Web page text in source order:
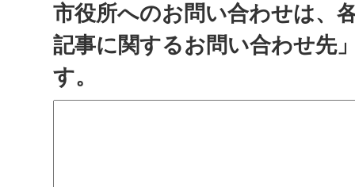
市役所へのお問い合わせは、
記事に関するお問い合わせ先
す。